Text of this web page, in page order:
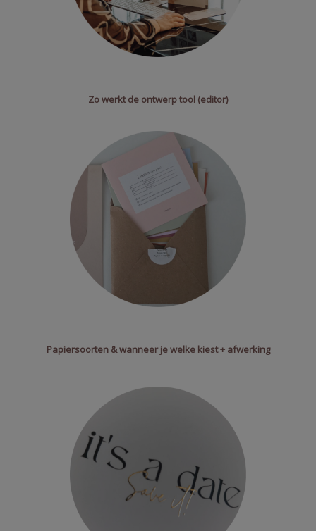
Zo werkt de ontwerp tool (editor)
Papiersoorten & wanneer je welke kiest + afwerking